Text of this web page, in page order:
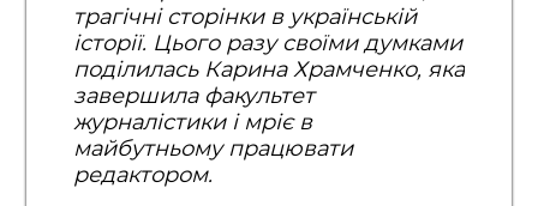
трагічні сторінки в українській
історії. Цього разу своїми думками
поділилась Карина Храмченко, яка
завершила факультет
журналістики і мріє в
майбутньому працювати
редактором.